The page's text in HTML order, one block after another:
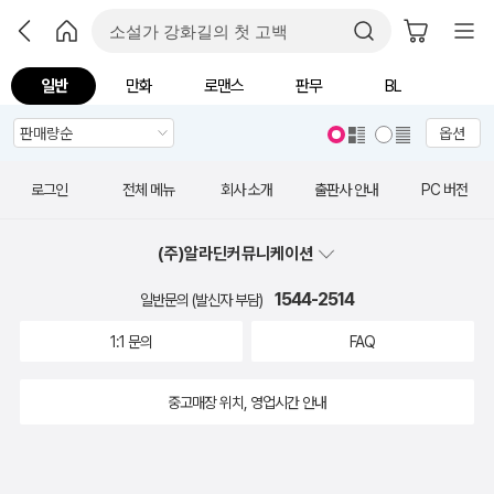
일반 만화 로맨스 판무 BL
옵션
로그인 전체 메뉴 회사 소개 출판사 안내 PC 버전
(주)알라딘커뮤니케이션
일반문의 (발신자 부담) 1544-2514
1:1 문의 FAQ
중고매장 위치, 영업시간 안내